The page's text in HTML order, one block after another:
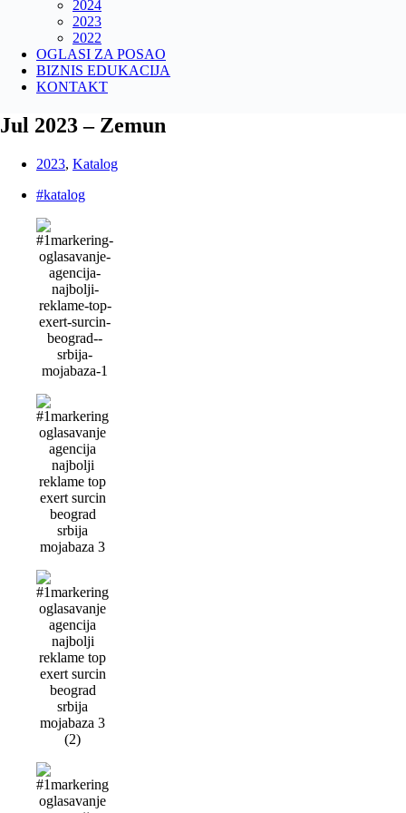
2024
2023
2022
OGLASI ZA POSAO
BIZNIS EDUKACIJA
KONTAKT
Jul 2023 – Zemun
2023, Katalog
#katalog